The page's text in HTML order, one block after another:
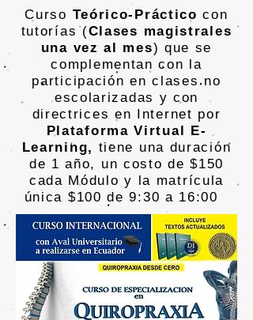
Curso Teórico-Práctico con
tutorías (Clases magistrales
una vez al mes) que se
complementan con la
participación en clases no
escolarizadas y con
directrices en Internet por
Plataforma Virtual E-
Learning, tiene una duración
de 1 año, un costo de $150
cada Módulo y la matrícula
única $100 de 9:30 a 16:00